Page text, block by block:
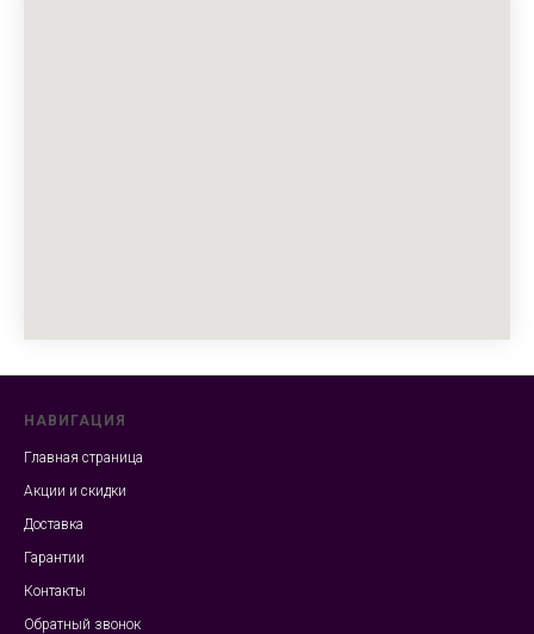
НАВИГАЦИЯ
Главная страница
Акции и скидки
Доставка
Гарантии
Контакты
Обратный звонок